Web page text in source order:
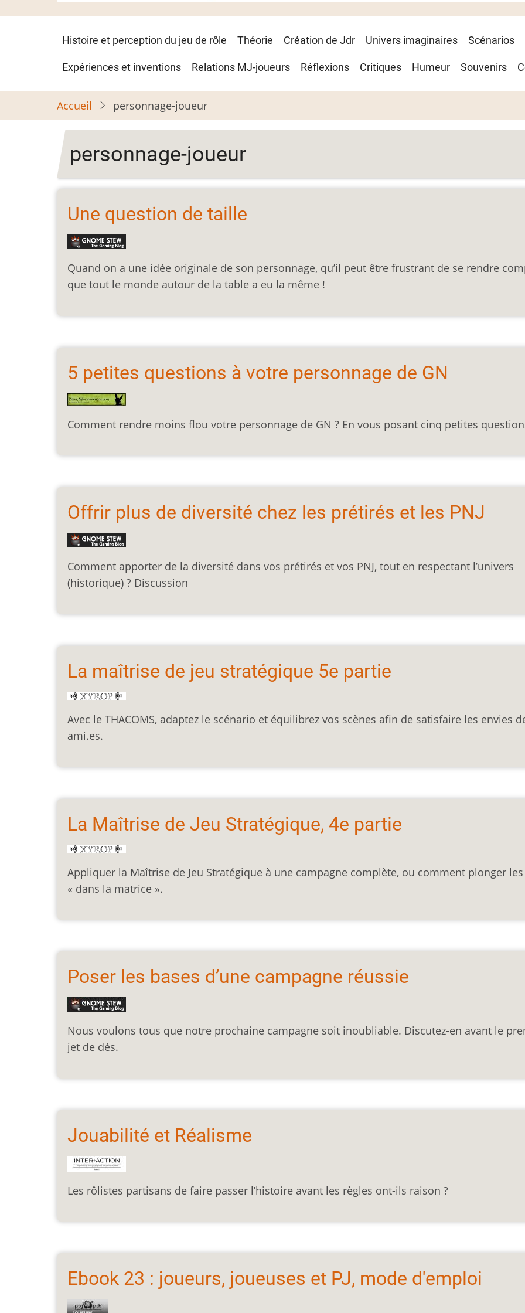
Navigation
principale
Histoire et perception du jeu de rôle Théorie Création de Jdr Univers imaginaires Scénarios
Expériences et inventions Relations MJ-joueurs Réflexions Critiques Humeur Souvenirs
Accueil personnage-joueur
personnage-joueur
Une question de taille
Quand on a une idée originale de son personnage, qu’il peut être frustrant de se rendre
que tout le monde autour de la table a eu la même !
5 petites questions à votre personnage de GN
Comment rendre moins flou votre personnage de GN ? En vous posant cinq petites
Offrir plus de diversité chez les prétirés et les PNJ
Comment apporter de la diversité dans vos prétirés et vos PNJ, tout en respectant l’univers
(historique) ? Discussion
La maîtrise de jeu stratégique 5e partie
Avec le THACOMS, adaptez le scénario et équilibrez vos scènes afin de satisfaire les envies
ami.es.
La Maîtrise de Jeu Stratégique, 4e partie
Appliquer la Maîtrise de Jeu Stratégique à une campagne complète, ou comment plonger les
« dans la matrice ».
Poser les bases d’une campagne réussie
Nous voulons tous que notre prochaine campagne soit inoubliable. Discutez-en avant le
jet de dés.
Jouabilité et Réalisme
Les rôlistes partisans de faire passer l’histoire avant les règles ont-ils raison ?
Ebook 23 : joueurs, joueuses et PJ, mode d'emploi